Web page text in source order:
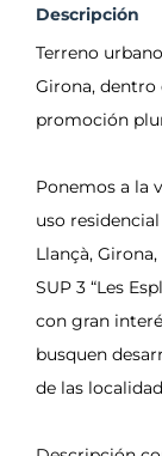
Descripción